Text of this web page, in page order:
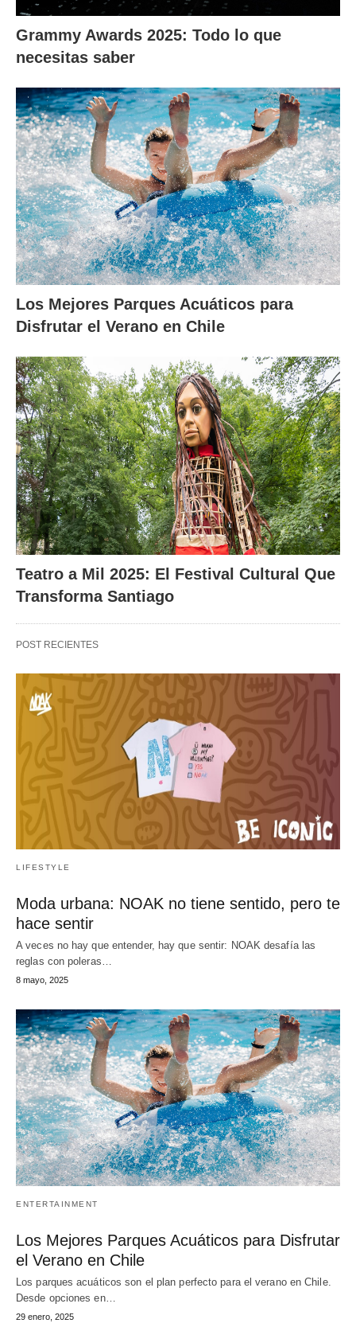
Grammy Awards 2025: Todo lo que
necesitas saber
Los Mejores Parques Acuáticos para
Disfrutar el Verano en Chile
Teatro a Mil 2025: El Festival Cultural Que
Transforma Santiago
POST RECIENTES
LIFESTYLE
Moda urbana: NOAK no tiene sentido, pero te
hace sentir
A veces no hay que entender, hay que sentir: NOAK desafía las
reglas con poleras…
8 mayo, 2025
ENTERTAINMENT
Los Mejores Parques Acuáticos para Disfrutar
el Verano en Chile
Los parques acuáticos son el plan perfecto para el verano en Chile.
Desde opciones en…
29 enero, 2025